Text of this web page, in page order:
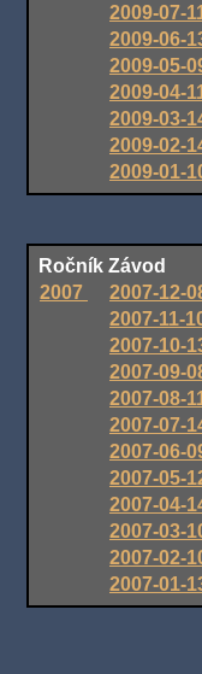
2009-07-
2009-06-
2009-05-
2009-04-
2009-03-
2009-02-
2009-01-
Ročník Závod
2007
2007-12-
2007-11-
2007-10-
2007-09-
2007-08-
2007-07-
2007-06-
2007-05-
2007-04-
2007-03-
2007-02-
2007-01-